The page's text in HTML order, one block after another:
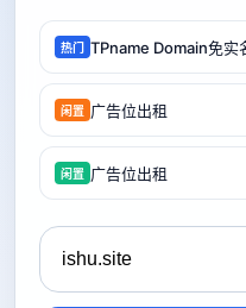
热门 TPname Domain免实
闲置 广告位出租
闲置 广告位出租